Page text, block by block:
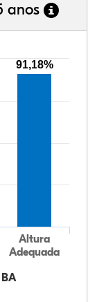
anos
Altura
Adequada
91,18%